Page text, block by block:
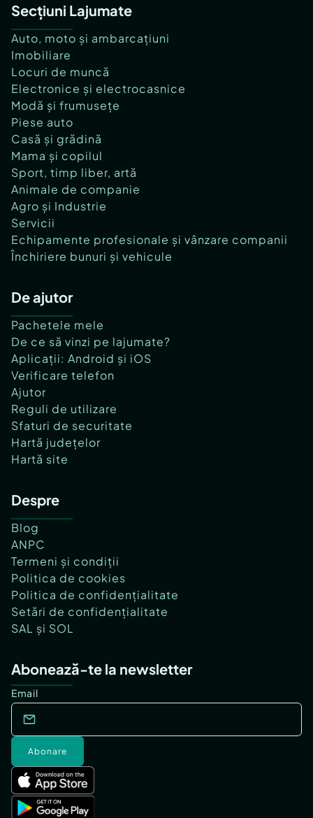
Secțiuni Lajumate
Auto, moto și ambarcațiuni
Imobiliare
Locuri de muncă
Electronice și electrocasnice
Modă și frumusețe
Piese auto
Casă și grădină
Mama și copilul
Sport, timp liber, artă
Animale de companie
Agro și Industrie
Servicii
Echipamente profesionale și vânzare companii
Închiriere bunuri și vehicule
De ajutor
Pachetele mele
De ce să vinzi pe lajumate?
Aplicații: Android și iOS
Verificare telefon
Ajutor
Reguli de utilizare
Sfaturi de securitate
Hartă județelor
Hartă site
Despre
Blog
ANPC
Termeni și condiții
Politica de cookies
Politica de confidențialitate
Setări de confidențialitate
SAL și SOL
Abonează-te la newsletter
Email
Abonare